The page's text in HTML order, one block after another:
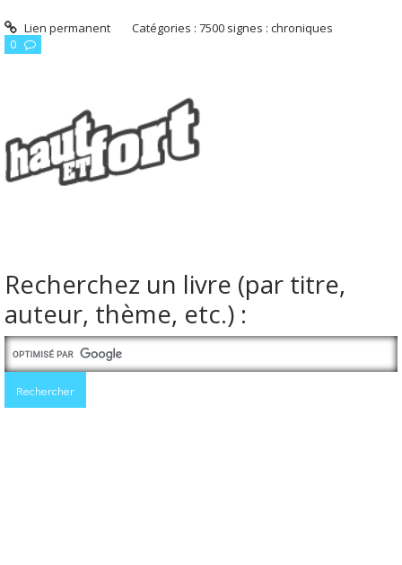
Lien permanent Catégories :7500 signes : chroniques
0
Recherchez un livre (par titre,
auteur, thème, etc.) :